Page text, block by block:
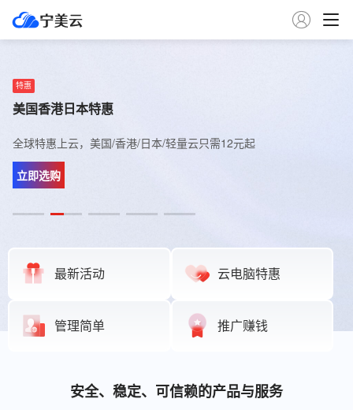

推荐
加入宁美云官方群
限时开放中，进群后第一时间了解宁美云最新产品动态
立即加入
特惠
美国香港日本特惠
全球特惠上云，美国/香港/日本/轻量云只需12元起
立即选购
推荐
新上日本云服务器
新上日本500M大带宽云主机，搭载AMD性能处理器
立即体验
限量
德国联通云服务器
9929精品网，搭载高性能AMD EPYC 处理器，堪比美西
立即选购
推荐
金牌新加坡服务器
新加坡BGP云主机 搭载高性能Gold金牌 处理器
立即体验
最新活动 云电脑特惠
管理简单 推广赚钱
安全、稳定、可信赖的产品与服务